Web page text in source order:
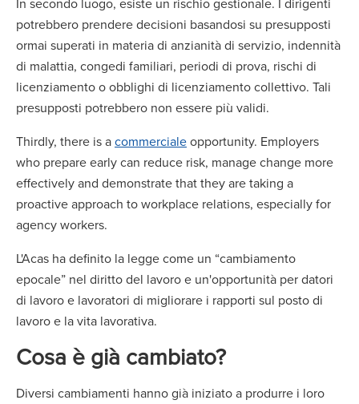
potrebbero prendere decisioni basandosi su presupposti
ormai superati in materia di anzianità di servizio, indennità
di malattia, congedi familiari, periodi di prova, rischi di
licenziamento o obblighi di licenziamento collettivo. Tali
presupposti potrebbero non essere più validi.
Thirdly, there is acommercialeopportunity. Employers
who prepare early can reduce risk, manage change more
effectively and demonstrate that they are taking a
proactive approach to workplace relations, especially for
agency workers.
L'Acas ha definito la legge come un “cambiamento
epocale” nel diritto del lavoro e un'opportunità per datori
di lavoro e lavoratori di migliorare i rapporti sul posto di
lavoro e la vita lavorativa.
Cosa è già cambiato?
Diversi cambiamenti hanno già iniziato a produrre i loro